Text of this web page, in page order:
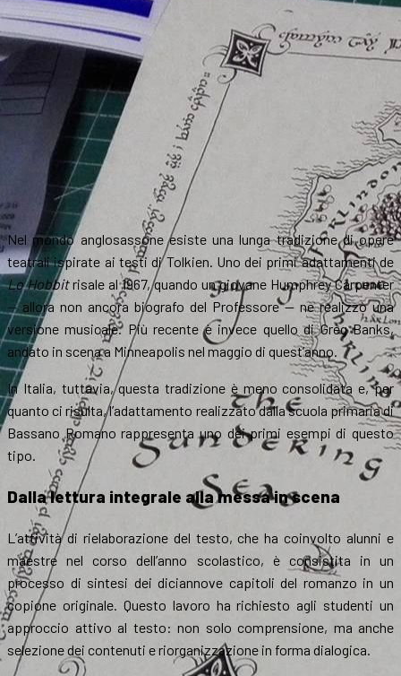
Nel mondo anglosassone esiste una lunga tradizione di opere
teatrali ispirate ai testi di Tolkien. Uno dei primi adattamenti de
Lo Hobbitrisale al 1967, quando un giovane Humphrey Carpenter
— allora non ancora biografo del Professore — ne realizzò una
versione musicale. Più recente è invece quello di Greg Banks,
andato in scena a Minneapolis nel maggio di quest’anno.
In Italia, tuttavia, questa tradizione è meno consolidata e, per
quanto ci risulta, l’adattamento realizzato dalla scuola primaria di
Bassano Romano rappresenta uno dei primi esempi di questo
tipo.
Dalla lettura integrale alla messa in scena
L’attività di rielaborazione del testo, che ha coinvolto alunni e
maestre nel corso dell’anno scolastico, è consistita in un
processo di sintesi dei diciannove capitoli del romanzo in un
copione originale. Questo lavoro ha richiesto agli studenti un
approccio attivo al testo: non solo comprensione, ma anche
selezione dei contenuti e riorganizzazione in forma dialogica.